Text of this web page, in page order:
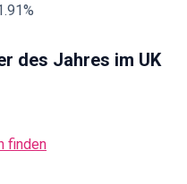
des Jahres im UK
finden